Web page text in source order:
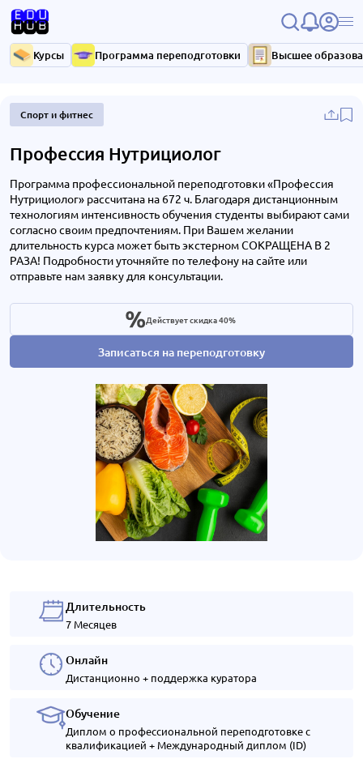
Курсы Программа переподготовки Высшее
Спорт и фитнес
Профессия Нутрициолог
Программа профессиональной переподготовки «Профессия
Нутрициолог» рассчитана на 672 ч. Благодаря дистанционным
технологиям интенсивность обучения студенты выбирают сами
согласно своим предпочтениям. При Вашем желании
длительность курса может быть экстерном СОКРАЩЕНА В 2
РАЗА! Подробности уточняйте по телефону на сайте или
отправьте нам заявку для консультации.
Записаться на переподготовку
Действует скидка 40%
Длительность
7 Месяцев
Онлайн
Дистанционно + поддержка куратора
Обучение
Диплом о профессиональной переподготовке с
квалификацией + Международный диплом (ID)